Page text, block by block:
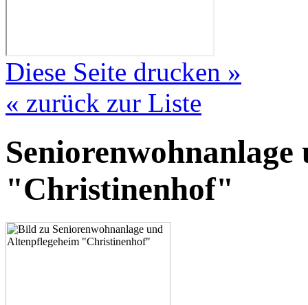
Diese Seite drucken »
« zurück zur Liste
"Christinenhof"